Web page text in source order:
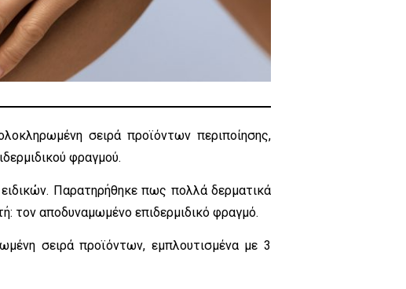
σειρά προϊόντων περιποίησης,
φραγμού.
Παρατηρήθηκε πως πολλά δερματικά
τον αποδυναμωμένο επιδερμιδικό φραγμό.
σειρά προϊόντων, εμπλουτισμένα με 3